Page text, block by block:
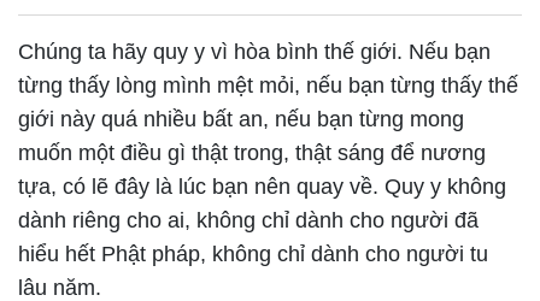
Chúng ta hãy quy y vì hòa bình thế giới. Nếu bạn
từng thấy lòng mình mệt mỏi, nếu bạn từng thấy thế
giới này quá nhiều bất an, nếu bạn từng mong
muốn một điều gì thật trong, thật sáng để nương
tựa, có lẽ đây là lúc bạn nên quay về. Quy y không
dành riêng cho ai, không chỉ dành cho người đã
hiểu hết Phật pháp, không chỉ dành cho người tu
lâu năm.